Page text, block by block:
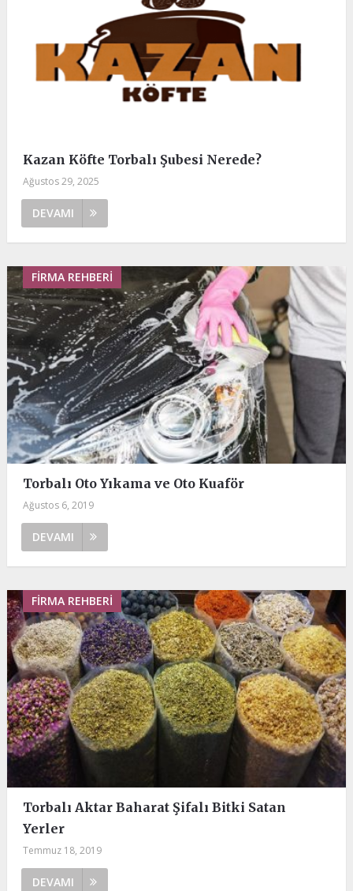
Kazan Köfte Torbalı Şubesi Nerede?
Ağustos 29, 2025
DEVAMI
FIRMA REHBERI
Torbalı Oto Yıkama ve Oto Kuaför
Ağustos 6, 2019
DEVAMI
FIRMA REHBERI
Torbalı Aktar Baharat Şifalı Bitki Satan
Yerler
Temmuz 18, 2019
DEVAMI